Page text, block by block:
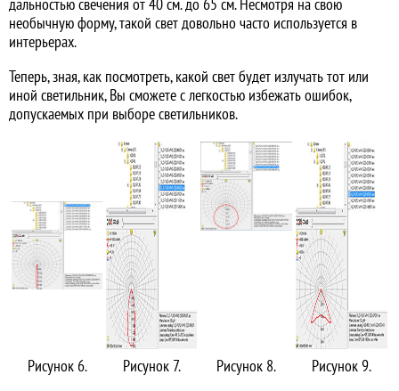
необычную форму, такой свет довольно часто используется в
интерьерах.
Теперь, зная, как посмотреть, какой свет будет излучать тот или
иной светильник, Вы сможете с легкостью избежать ошибок,
допускаемых при выборе светильников.
Рисунок 6. Рисунок 7. Рисунок 8.
Рисунок 9.